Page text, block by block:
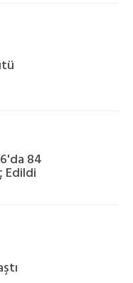
84
Edildi